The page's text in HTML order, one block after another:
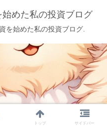
めた私の投資ブログ
を始めた私の投資ブログ.
トップ サイドバー